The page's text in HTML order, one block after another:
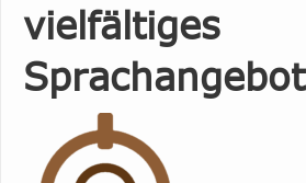
vielfältiges
Sprachangebot